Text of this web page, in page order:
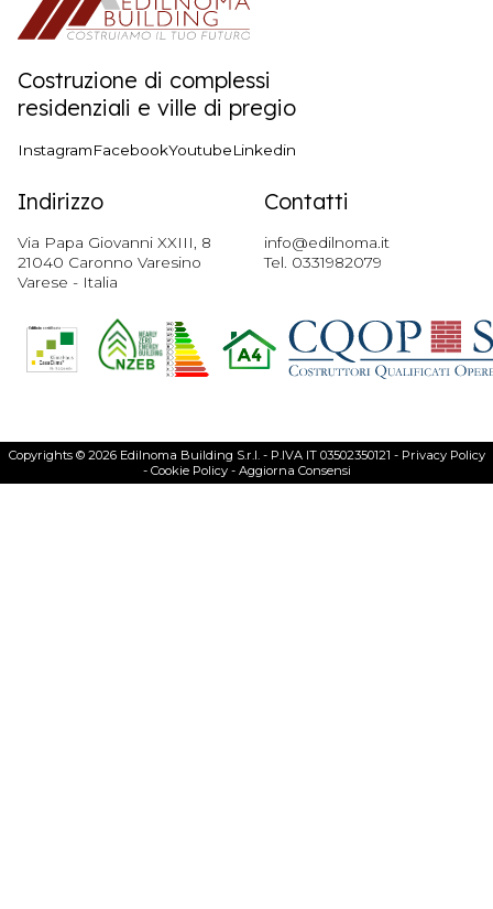
Costruzione di complessi
residenziali e ville di pregio
InstagramFacebookYoutubeLinkedin
Indirizzo
Via Papa Giovanni XXIII, 8
21040 Caronno Varesino
Varese - Italia
Contatti
info@edilnoma.it
Tel. 0331982079
Copyrights © 2026 Edilnoma Building S.r.l. - P.IVA IT 03502350121 - Privacy Policy
- Cookie Policy- Aggiorna Consensi